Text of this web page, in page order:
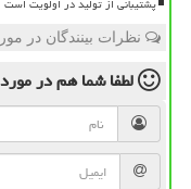
پشتیبانی از تولید در اولویت است
نظرات بینندگان در
لطفا شما همدر